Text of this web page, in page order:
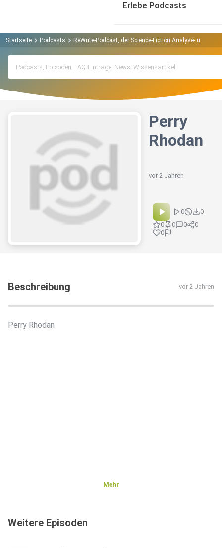
Erlebe Podcasts
Startseite Podcasts ReWrite-Podcast, der Science-Fiction Analyse- und
Perry
Rhodan
vor 2 Jahren
0
0
0
0 0
0
0
Beschreibung vor 2 Jahren
Perry Rhodan
Mehr
Weitere Episoden